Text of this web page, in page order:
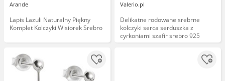
Arande
Lapis Lazuli Naturalny Piękny
Komplet Kolczyki Wisiorek Srebro
Valerio.pl
Delikatne rodowane srebrne
kolczyki serca serduszka z
cyrkoniami szafir srebro 925